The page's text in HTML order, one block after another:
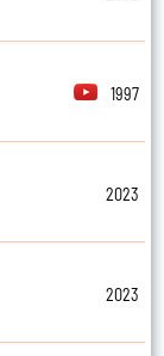
1997
2023
2023